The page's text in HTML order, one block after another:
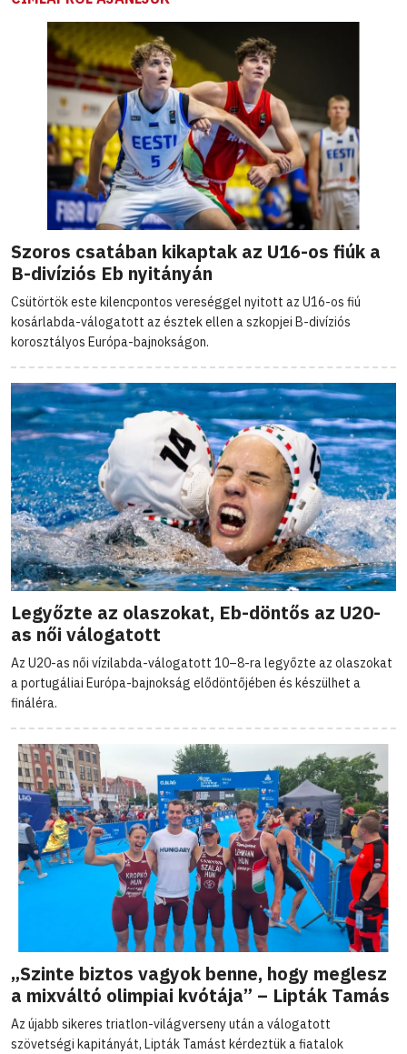
Szoros csatában kikaptak az U16-os fiúk a
B-divíziós Eb nyitányán
Csütörtök este kilencpontos vereséggel nyitott az U16-os fiú
kosárlabda-válogatott az észtek ellen a szkopjei B-divíziós
korosztályos Európa-bajnokságon.
Legyőzte az olaszokat, Eb-döntős az U20-
as női válogatott
Az U20-as női vízilabda-válogatott 10–8-ra legyőzte az olaszokat
a portugáliai Európa-bajnokság elődöntőjében és készülhet a
fináléra.
„Szinte biztos vagyok benne, hogy meglesz
a mixváltó olimpiai kvótája” – Lipták Tamás
Az újabb sikeres triatlon-világverseny után a válogatott
szövetségi kapitányát, Lipták Tamást kérdeztük a fiatalok